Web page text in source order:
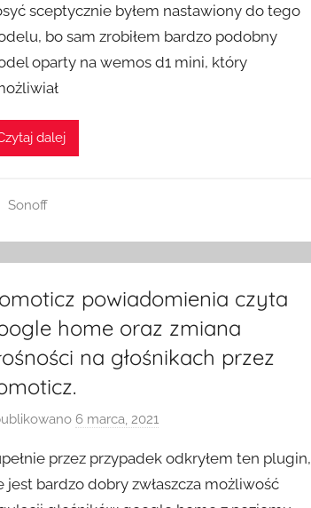
z
e
z
h
sceptycznie byłem nastawiony do tego
bo sam zrobiłem bardzo podobny
oparty na wemos d1 mini, który
dalej
Sonoff
powiadomienia czyta
home oraz zmiana
na głośnikach przez
6 marca, 2021
z
e
przez przypadek odkryłem ten plugin,
jest bardzo dobry zwłaszcza możliwość